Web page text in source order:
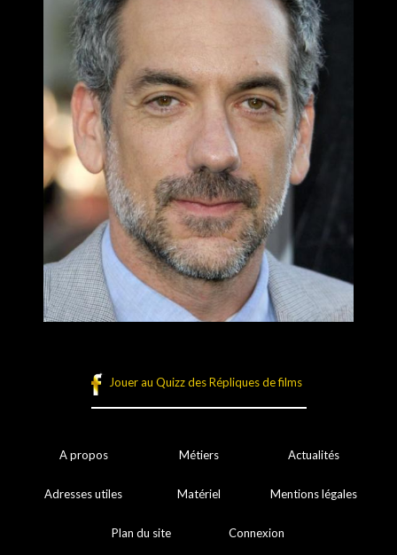
Jouer au Quizz des Répliques de films
A propos Métiers Actualités
Adresses utiles Matériel Mentions légales
Plan du site Connexion